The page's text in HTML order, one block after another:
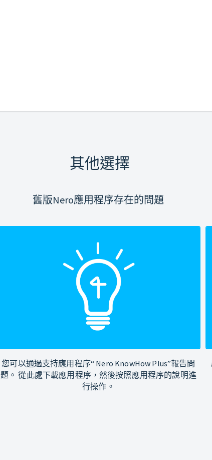
其他選擇
舊版Nero應用程序存在的問題
您可以通過支持應用程序“ Nero KnowHow Plus”報告問
題。 從此處下載應用程序，然後按照應用程序的說明進
行操作。